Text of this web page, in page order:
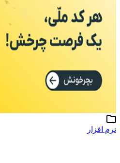
نرم افزار